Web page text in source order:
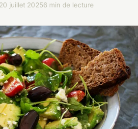
20 juillet 20256 min de lecture